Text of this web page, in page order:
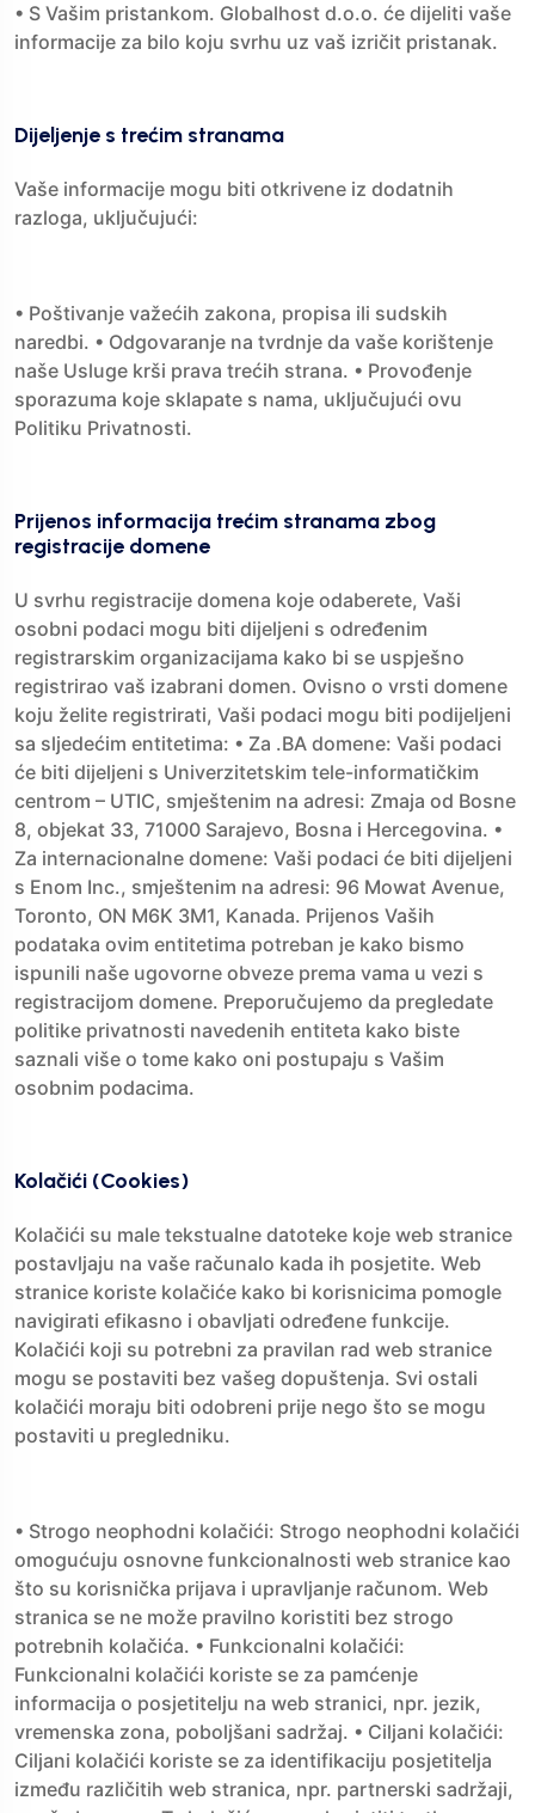
• S Vašim pristankom. Globalhost d.o.o. će dijeliti vaše
informacije za bilo koju svrhu uz vaš izričit pristanak.
Dijeljenje s trećim stranama
Vaše informacije mogu biti otkrivene iz dodatnih
razloga, uključujući:
• Poštivanje važećih zakona, propisa ili sudskih
naredbi. • Odgovaranje na tvrdnje da vaše korištenje
naše Usluge krši prava trećih strana. • Provođenje
sporazuma koje sklapate s nama, uključujući ovu
Politiku Privatnosti.
Prijenos informacija trećim stranama zbog
registracije domene
U svrhu registracije domena koje odaberete, Vaši
osobni podaci mogu biti dijeljeni s određenim
registrarskim organizacijama kako bi se uspješno
registrirao vaš izabrani domen. Ovisno o vrsti domene
koju želite registrirati, Vaši podaci mogu biti podijeljeni
sa sljedećim entitetima: • Za .BA domene: Vaši podaci
će biti dijeljeni s Univerzitetskim tele-informatičkim
centrom – UTIC, smještenim na adresi: Zmaja od Bosne
8, objekat 33, 71000 Sarajevo, Bosna i Hercegovina. •
Za internacionalne domene: Vaši podaci će biti dijeljeni
s Enom Inc., smještenim na adresi: 96 Mowat Avenue,
Toronto, ON M6K 3M1, Kanada. Prijenos Vaših
podataka ovim entitetima potreban je kako bismo
ispunili naše ugovorne obveze prema vama u vezi s
registracijom domene. Preporučujemo da pregledate
politike privatnosti navedenih entiteta kako biste
saznali više o tome kako oni postupaju s Vašim
osobnim podacima.
Kolačići (Cookies)
Kolačići su male tekstualne datoteke koje web stranice
postavljaju na vaše računalo kada ih posjetite. Web
stranice koriste kolačiće kako bi korisnicima pomogle
navigirati efikasno i obavljati određene funkcije.
Kolačići koji su potrebni za pravilan rad web stranice
mogu se postaviti bez vašeg dopuštenja. Svi ostali
kolačići moraju biti odobreni prije nego što se mogu
postaviti u pregledniku.
• Strogo neophodni kolačići: Strogo neophodni kolačići
omogućuju osnovne funkcionalnosti web stranice kao
što su korisnička prijava i upravljanje računom. Web
stranica se ne može pravilno koristiti bez strogo
potrebnih kolačića. • Funkcionalni kolačići:
Funkcionalni kolačići koriste se za pamćenje
informacija o posjetitelju na web stranici, npr. jezik,
vremenska zona, poboljšani sadržaj. • Ciljani kolačići:
Ciljani kolačići koriste se za identifikaciju posjetitelja
između različitih web stranica, npr. partnerski sadržaji,